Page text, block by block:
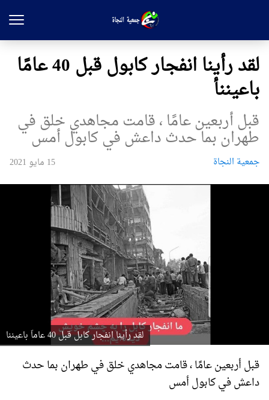
لقد رأينا انفجار كابول قبل 40 عامًا
باعيننأ
قبل أربعين عامًا ، قامت مجاهدي خلق في
طهران بما حدث داعش في كابول أمس
جمعیة النجاة 15 مايو 2021
لقد رأينا انفجار كابل قبل 40 عاماَ باعيننا
قبل أربعين عامًا ، قامت مجاهدي خلق في طهران بما حدث
داعش في كابول أمس